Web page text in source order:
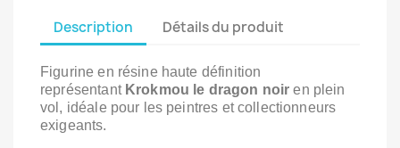
Description Détails du produit
Figurine en résine haute définition
représentant Krokmou le dragon noir en plein
vol, idéale pour les peintres et collectionneurs
exigeants.